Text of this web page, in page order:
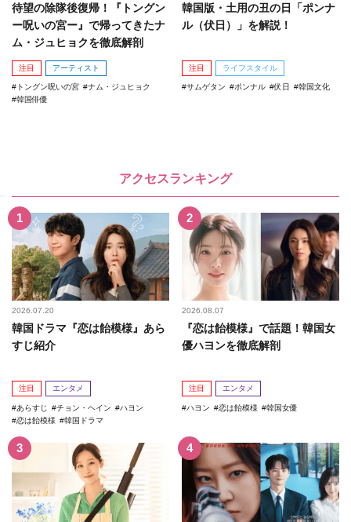
待望の除隊後復帰！『トングン
ー呪いの宮ー』で帰ってきたナ
ム・ジュヒョクを徹底解剖
注目 アーティスト
トングン呪いの宮
ナム・ジュヒョク
韓国俳優
韓国版・土用の丑の日「ポンナ
ル（伏日）」を解説！
注目 ライフスタイル
サムゲタン ポンナル 伏日 韓国文化
アクセスランキング
2026.07.20
韓国ドラマ『恋は飴模様』あら
すじ紹介
注目 エンタメ
あらすじ チョン・ヘイン
ハヨン
恋は飴模様
韓国ドラマ
2026.08.07
『恋は飴模様』で話題！韓国女
優ハヨンを徹底解剖
注目 エンタメ
ハヨン 恋は飴模様 韓国女優